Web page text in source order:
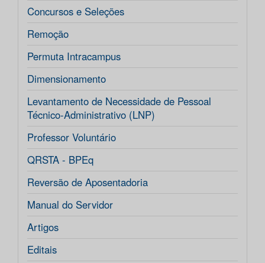
Concursos e Seleções
Remoção
Permuta Intracampus
Dimensionamento
Levantamento de Necessidade de Pessoal
Técnico-Administrativo (LNP)
Professor Voluntário
QRSTA - BPEq
Reversão de Aposentadoria
Manual do Servidor
Artigos
Editais